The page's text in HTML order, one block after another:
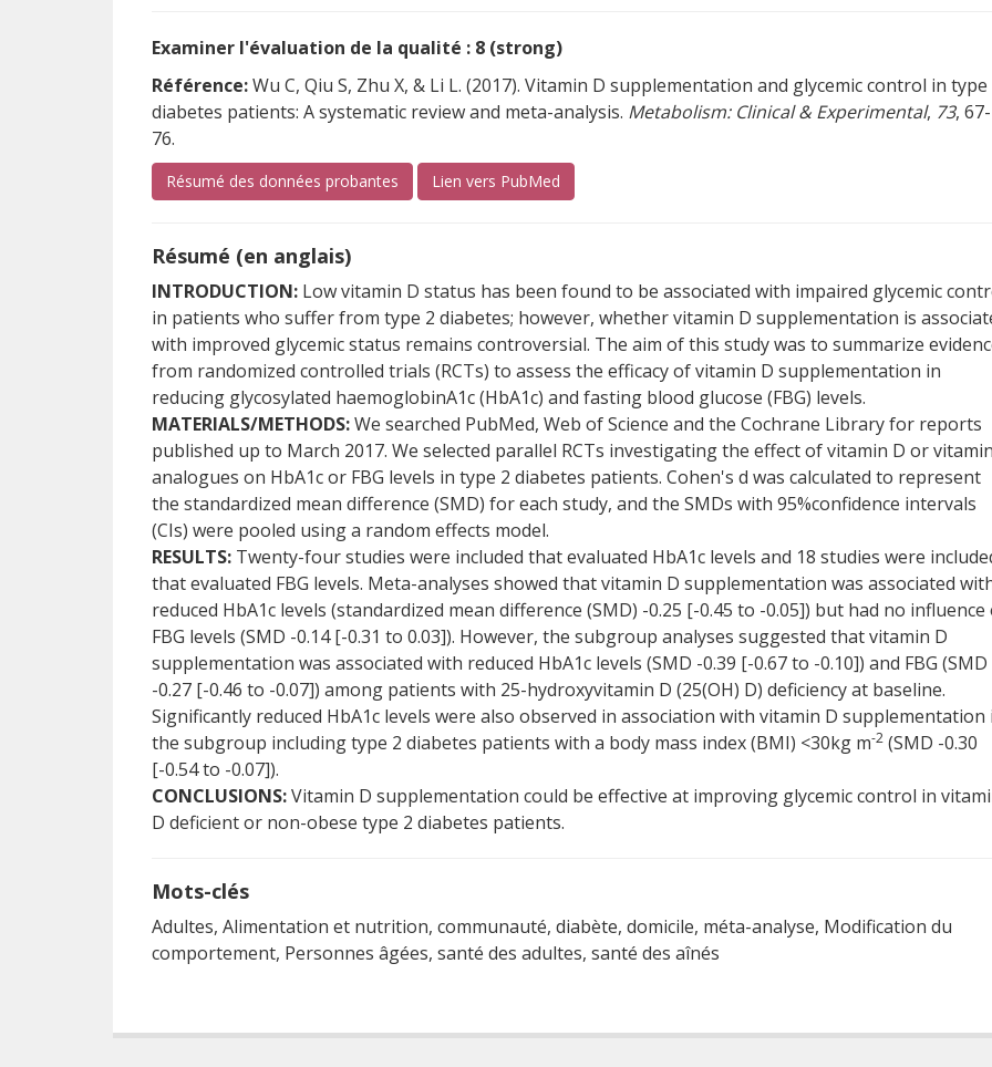
Examiner l'évaluation de la qualité : 8 (strong)
Référence:Wu C, Qiu S, Zhu X, & Li L. (2017). Vitamin D supplementation and glycemic control in type
diabetes patients: A systematic review and meta-analysis. Metabolism: Clinical & Experimental, 73, 67-
76.
Résumé des données probantes Lien vers PubMed
Résumé (en anglais)
INTRODUCTION: Low vitamin D status has been found to be associated with impaired glycemic
in patients who suffer from type 2 diabetes; however, whether vitamin D supplementation is
with improved glycemic status remains controversial. The aim of this study was to summarize
from randomized controlled trials (RCTs) to assess the efficacy of vitamin D supplementation in
reducing glycosylated haemoglobinA1c (HbA1c) and fasting blood glucose (FBG) levels.
MATERIALS/METHODS:We searched PubMed, Web of Science and the Cochrane Library for reports
published up to March 2017. We selected parallel RCTs investigating the effect of vitamin D or
analogues on HbA1c or FBG levels in type 2 diabetes patients. Cohen's d was calculated to represent
the standardized mean difference (SMD) for each study, and the SMDs with 95%confidence intervals
(CIs) were pooled using a random effects model.
RESULTS: Twenty-four studies were included that evaluated HbA1c levels and 18 studies were
that evaluated FBG levels. Meta-analyses showed that vitamin D supplementation was associated
reduced HbA1c levels (standardized mean difference (SMD) -0.25 [-0.45 to -0.05]) but had no influence
FBG levels (SMD -0.14 [-0.31 to 0.03]). However, the subgroup analyses suggested that vitamin D
supplementation was associated with reduced HbA1c levels (SMD -0.39 [-0.67 to -0.10]) and FBG (SMD
-0.27 [-0.46 to -0.07]) among patients with 25-hydroxyvitamin D (25(OH) D) deficiency at baseline.
Significantly reduced HbA1c levels were also observed in association with vitamin D supplementation
the subgroup including type 2 diabetes patients with a body mass index (BMI) <30kg m-2 (SMD -0.30
[-0.54 to -0.07]).
CONCLUSIONS:Vitamin D supplementation could be effective at improving glycemic control in
D deficient or non-obese type 2 diabetes patients.
Mots-clés
Adultes, Alimentation et nutrition, communauté, diabète, domicile, méta-analyse, Modification du
comportement, Personnes âgées, santé des adultes, santé des aînés